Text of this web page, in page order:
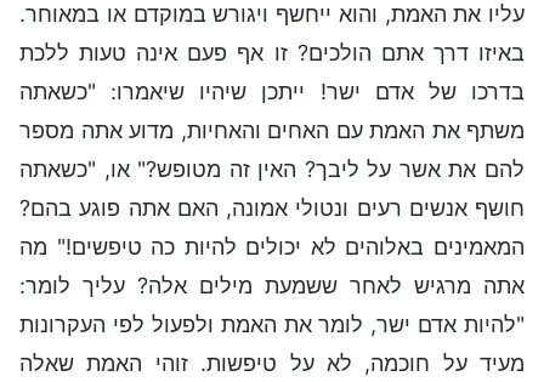
עליו את האמת, והוא ייחשף ויגורש במוקדם או במאוחר.
באיזו דרך אתם הולכים? זו אף פעם אינה טעות ללכת
בדרכו של אדם ישר! ייתכן שיהיו שיאמרו: "כשאתה
משתף את האמת עם האחים והאחיות, מדוע אתה מספר
להם את אשר על ליבך? האין זה מטופש?" או, "כשאתה
חושף אנשים רעים ונטולי אמונה, האם אתה פוגע בהם?
המאמינים באלוהים לא יכולים להיות כה טיפשים!" מה
אתה מרגיש לאחר ששמעת מילים אלה? עליך לומר:
"להיות אדם ישר, לומר את האמת ולפעול לפי העקרונות
מעיד על חוכמה, לא על טיפשות. זוהי האמת שאלה